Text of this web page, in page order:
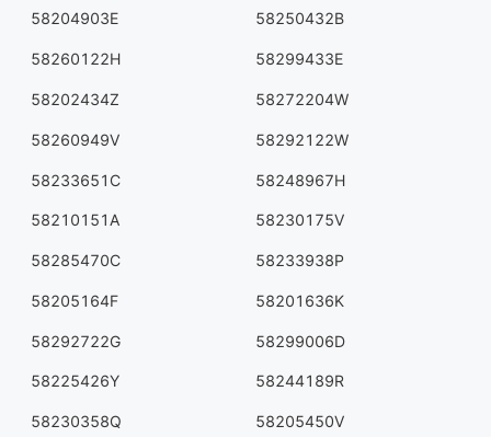
58204903E 58250432B
58260122H 58299433E
58202434Z 58272204W
58260949V 58292122W
58233651C 58248967H
58210151A 58230175V
58285470C 58233938P
58205164F 58201636K
58292722G 58299006D
58225426Y 58244189R
58230358Q 58205450V